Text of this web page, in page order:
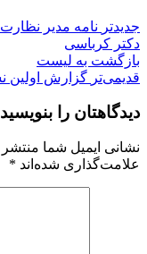
جدیدتر نامه مدیر
دکتر کرباسی
بازگشت به لیست
قدیمی‌تر گزارش اولین
دیدگاهتان را بنویسید
نشانی ایمیل شما
علامت‌گذاری شده‌اند *